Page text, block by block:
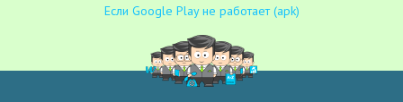
Если Google Play не работает (apk)